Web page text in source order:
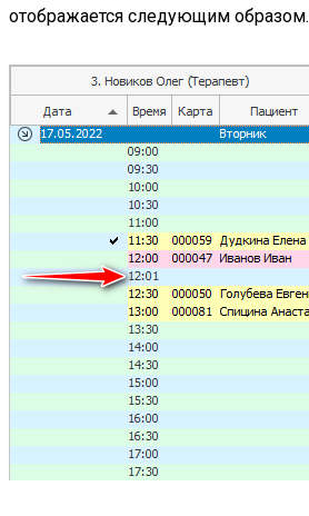
отображается следующим образом.